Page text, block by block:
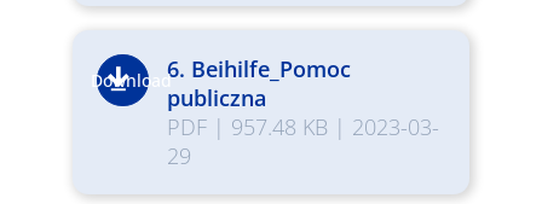
Download6. Beihilfe_Pomoc
publiczna
PDF| 957.48 KB | 2023-03-
29